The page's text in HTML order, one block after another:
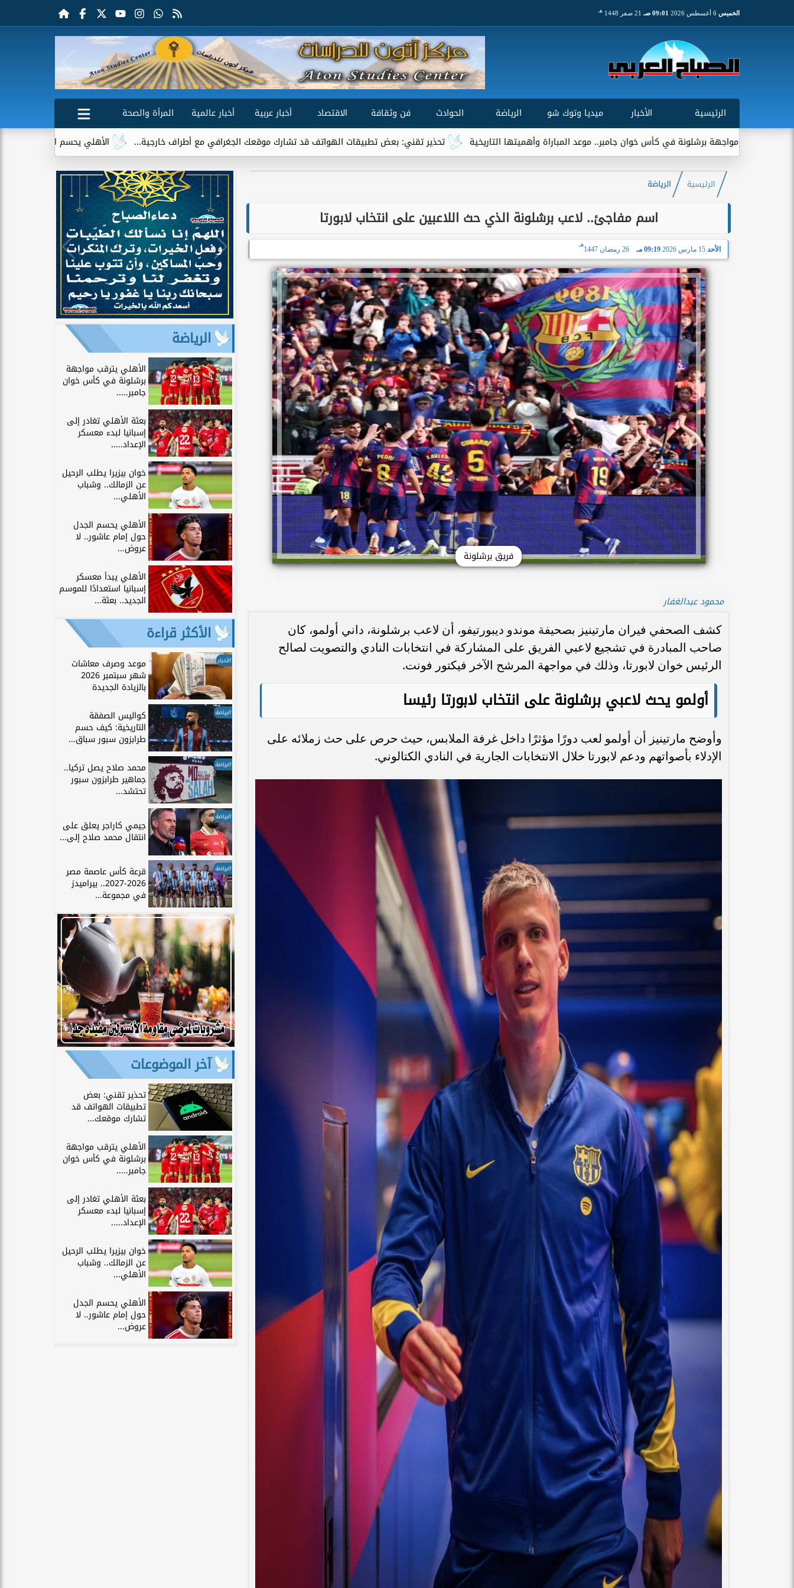
الخميس 09:01 صـ 21 صفر 1448 هـ
الرئيسية الأخبار ميديا وتوك شو الرياضة الحوادث فن وثقافة الاقتصاد أخبار عربية أخبار عالمية
المرأة والصحة
الأهلي يحسم الجدل حول إمام عاشور.. لا عروض
تحذير تقني: بعض تطبيقات الهواتف قد تشارك موقعك الجغرافي مع أطراف خارجية... في كأس خوان جامبر.. موعد المباراة وأهميتها التاريخية
الرئيسية الرياضة
اسم مفاجئ.. لاعب برشلونة الذي حث اللاعبين على انتخاب لابورتا
الأحد 15 مارس 2026 09:19 مـ 26 رمضان 1447
هـ
فريق برشلونة
محمود عبدالغفار
كشف الصحفي فيران مارتينيز بصحيفة موندو ديبورتيفو، أن لاعب برشلونة، داني أولمو، كان
صاحب المبادرة في تشجيع لاعبي الفريق على المشاركة في انتخابات النادي والتصويت لصالح
الرئيس خوان لابورتا، وذلك في مواجهة المرشح الآخر فيكتور فونت.
أولمو يحث لاعبي برشلونة على انتخاب لابورتا رئيسا
وأوضح مارتينيز أن أولمو لعب دورًا مؤثرًا داخل غرفة الملابس، حيث حرص على حث زملائه على
الإدلاء بأصواتهم ودعم لابورتا خلال الانتخابات الجارية في النادي الكتالوني.
الرياضة
الأهلي يترقب مواجهة
برشلونة في كأس خوان
جامبر.....
بعثة الأهلي تغادر إلى
إسبانيا لبدء معسكر
الإعداد.....
خوان بيزيرا يطلب الرحيل
عن الزمالك.. وشباب
الأهلي...
الأهلي يحسم الجدل
حول إمام عاشور.. لا
عروض...
الأهلي يبدأ معسكر
إسبانيا استعدادًا للموسم
الجديد.. بعثة...
الأكثر قراءة
الأخبار موعد وصرف معاشات
شهر سبتمبر 2026
بالزيادة الجديدة
الرياضة كواليس الصفقة
التاريخية: كيف حسم
طرابزون سبور سباق...
الرياضة محمد صلاح يصل تركيا..
جماهير طرابزون سبور
تحتشد...
الرياضة
جيمي كاراجر يعلق على
انتقال محمد صلاح إلى...
الرياضة قرعة كأس عاصمة مصر
2026-2027.. بيراميدز
في مجموعة...
آخر الموضوعات
تحذير تقني: بعض
تطبيقات الهواتف قد
تشارك موقعك...
الأهلي يترقب مواجهة
برشلونة في كأس خوان
جامبر.....
بعثة الأهلي تغادر إلى
إسبانيا لبدء معسكر
الإعداد.....
خوان بيزيرا يطلب الرحيل
عن الزمالك.. وشباب
الأهلي...
الأهلي يحسم الجدل
حول إمام عاشور.. لا
عروض...